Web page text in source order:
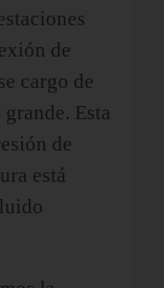
de
cargo de
Esta
de
está